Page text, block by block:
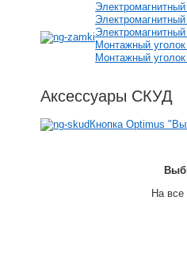
Монтажный
Монтажный
Аксессуары СКУД
Кнопка Optimus
На